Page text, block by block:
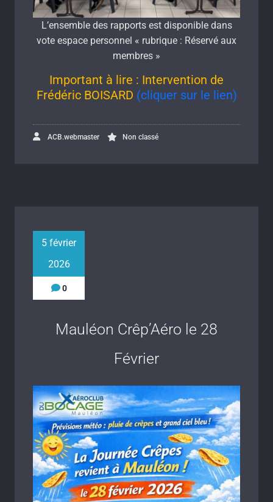
L’ensemble des rapports est disponible dans
vote espace personnel « rubrique : Réservé aux
membres »
Important à lire : Intervention de
Frédéric BOISARD (cliquer sur le lien)
ACB.webmaster Non classé
5 février
2026
0
Mauléon Crêp’Aéro le 28
Février